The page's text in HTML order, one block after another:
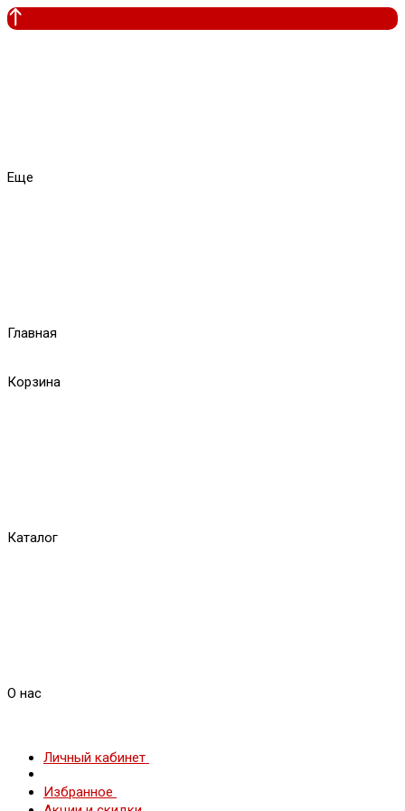
Еще
Главная
Корзина
Каталог
О нас
Личный кабинет
Избранное